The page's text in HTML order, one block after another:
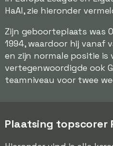
HaAl, zie hieronder
Zijn geboorteplaats was
1994, waardoor hij vanaf
en zijn normale positie is
vertegenwoordigde ook
teamniveau voor twee
Plaatsing topscorer